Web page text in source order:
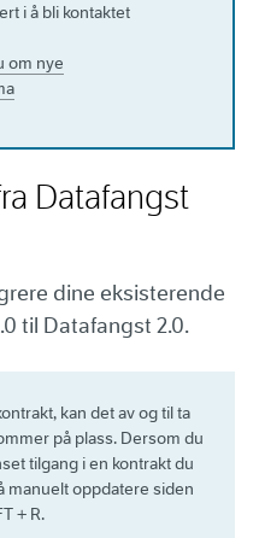
i å bli kontaktet
om nye
Datafangst
dine eksisterende
til Datafangst 2.0.
kan det av og til ta
på plass. Dersom du
tilgang i en kontrakt du
manuelt oppdatere siden
+ R.